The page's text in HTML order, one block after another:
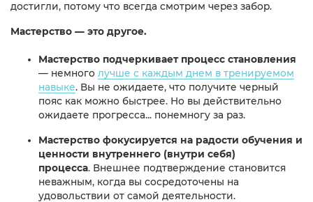
достигли, потому что всегда смотрим через забор.
Мастерство — это другое.
Мастерство подчеркивает процесс становления
— немного лучше с каждым днем в тренируемом
навыке. Вы не ожидаете, что получите черный
пояс как можно быстрее. Но вы действительно
ожидаете прогресса... понемногу за раз.
Мастерство фокусируется на радости обучения и
ценности внутреннего (внутри себя)
процесса. Внешнее подтверждение становится
неважным, когда вы сосредоточены на
удовольствии от самой деятельности.